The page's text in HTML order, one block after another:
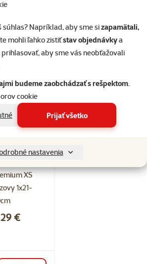
Napríklad, aby sme sizapamätali,
mohli ľahko zistiťstav objednávkya
aby sme vás neobťažovali
budeme zaobchádzať s rešpektom.
cookie
Prijať všetko
nastavenia
AD
1x21-
€
do košíka
XS
1x21-
0%
€